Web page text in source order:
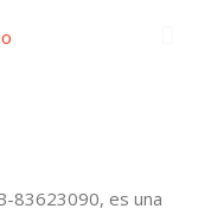
83623090, es una